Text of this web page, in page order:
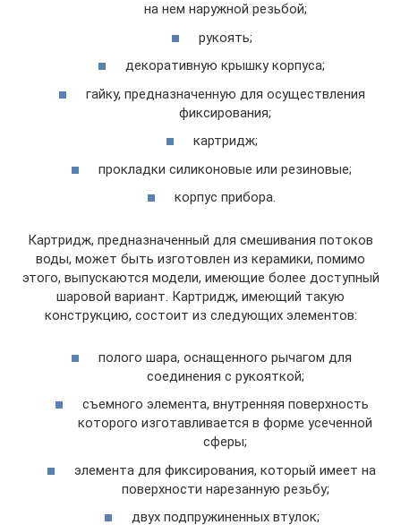
на нем наружной резьбой;
рукоять;
декоративную крышку корпуса;
гайку, предназначенную для осуществления
фиксирования;
картридж;
прокладки силиконовые или резиновые;
корпус прибора.
Картридж, предназначенный для смешивания потоков
воды, может быть изготовлен из керамики, помимо
этого, выпускаются модели, имеющие более доступный
шаровой вариант. Картридж, имеющий такую
конструкцию, состоит из следующих элементов:
полого шара, оснащенного рычагом для
соединения с рукояткой;
съемного элемента, внутренняя поверхность
которого изготавливается в форме усеченной
сферы;
элемента для фиксирования, который имеет на
поверхности нарезанную резьбу;
двух подпружиненных втулок;